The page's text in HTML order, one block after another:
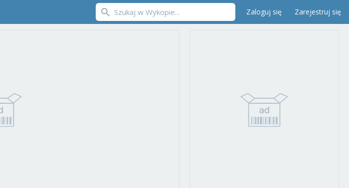
Zaloguj się Zarejestruj się